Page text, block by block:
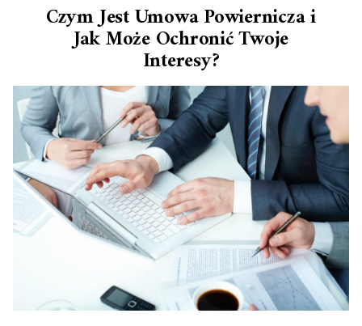
Czym Jest Umowa Powiernicza i
Jak Może Ochronić Twoje
Interesy?